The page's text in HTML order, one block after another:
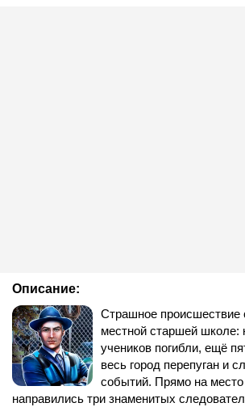
Описание:
Страшное происшествие
местной старшей школе:
учеников погибли, ещё
весь город перепуган и
событий. Прямо на место
направились три знаменитых